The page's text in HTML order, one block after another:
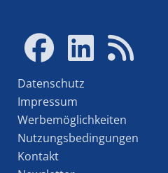
Datenschutz
Impressum
Werbemöglichkeiten
Nutzungsbedingungen
Kontakt